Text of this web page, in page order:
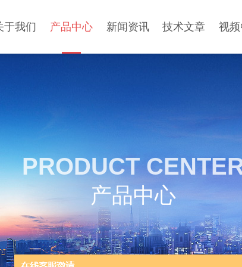
于我们 产品中心 新闻资讯 技术文章 视
PRODUCT
产品中心